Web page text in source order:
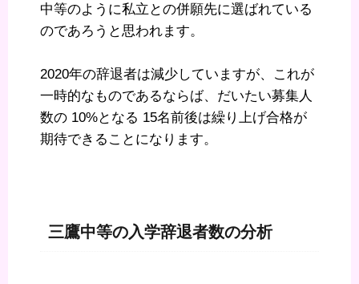
中等のように私立との併願先に選ばれている
のであろうと思われます。
2020年の辞退者は減少していますが、これが
一時的なものであるならば、だいたい募集人
数の 10%となる 15名前後は繰り上げ合格が
期待できることになります。
三鷹中等の入学辞退者数の分析